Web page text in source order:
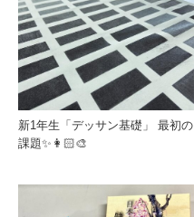
新1年生「デッサン基礎」 最初の
課題✨👩🏻‍🎨